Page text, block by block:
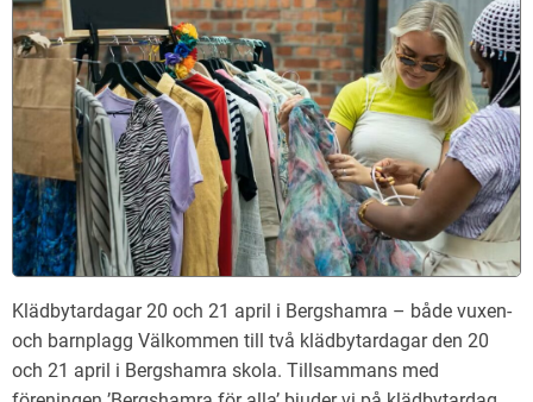
Klädbytardagar 20 och 21 april i Bergshamra – både vuxen-
och barnplagg Välkommen till två klädbytardagar den 20
och 21 april i Bergshamra skola. Tillsammans med